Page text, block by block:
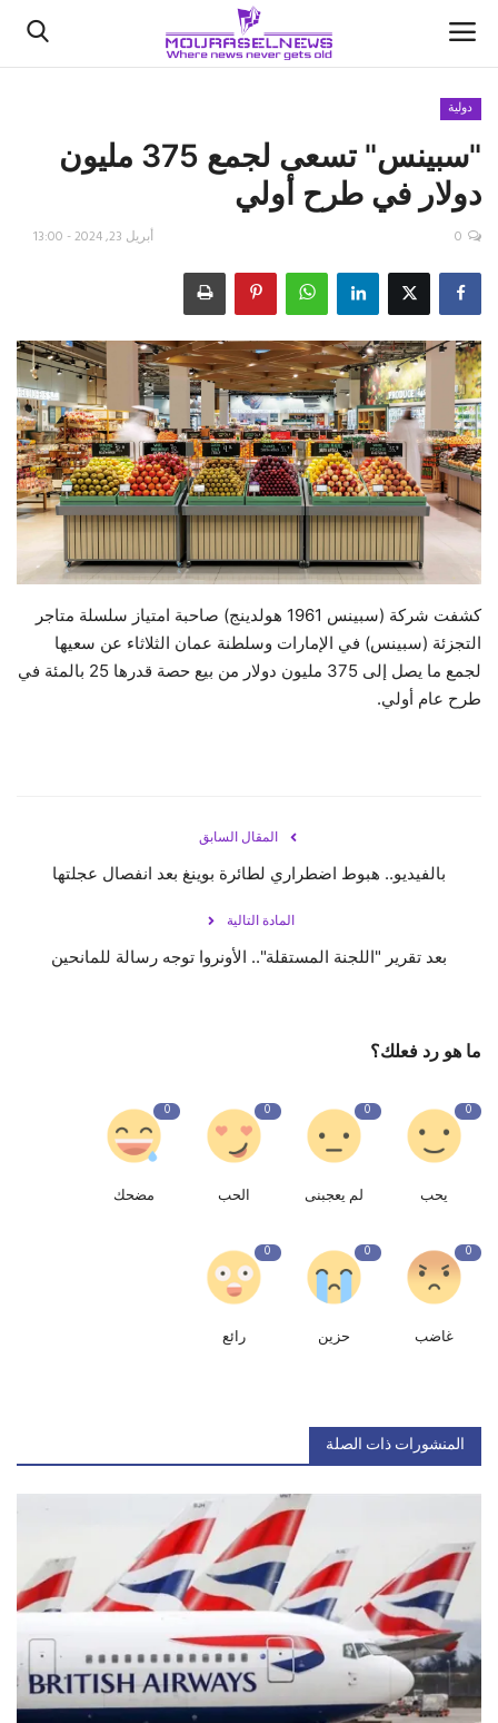
الأخبار
كتّابنا
اقتصاد
علوم وتكنولوجيا
رياضة
فيديو
دولية
"سبينس" تسعى لجمع 375 مليون
دولار في طرح أولي
أبريل 23, 2024 - 13:00 0
كشفت شركة (سبينس 1961 هولدينج) صاحبة امتياز سلسلة متاجر
التجزئة (سبينس) في الإمارات وسلطنة عمان الثلاثاء عن سعيها
لجمع ما يصل إلى 375 مليون دولار من بيع حصة قدرها 25 بالمئة في
طرح عام أولي.
المقال السابق
بالفيديو.. هبوط اضطراري لطائرة بوينغ بعد انفصال عجلتها
المادة التالية
بعد تقرير "اللجنة المستقلة".. الأونروا توجه رسالة للمانحين
ما هو رد فعلك؟
0
يحب
0
لم يعجبنى
0
الحب
0
مضحك
0
غاضب
0
حزين
0
رائع
المنشورات ذات الصلة